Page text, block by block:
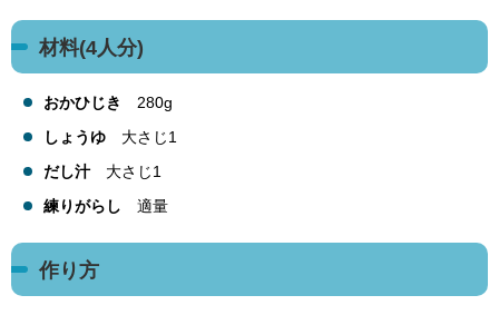
材料(4人分)
おかひじき 280g
しょうゆ 大さじ1
だし汁大さじ1
練りがらし 適量
作り方